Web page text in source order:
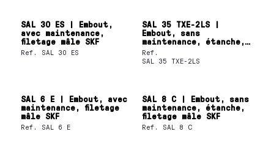
SAL 30 ES | Embout,
avec maintenance,
filetage mâle SKF
Ref. SAL 30 ES
SAL 35 TXE-2LS |
Embout, sans
maintenance, étanche,
filetage mâle SKF
Ref.
SAL 35 TXE-2LS
SAL 6 E | Embout, avec
maintenance, filetage
mâle SKF
Ref. SAL 6 E
SAL 8 C | Embout, sans
maintenance, étanche,
filetage mâle SKF
Ref. SAL 8 C